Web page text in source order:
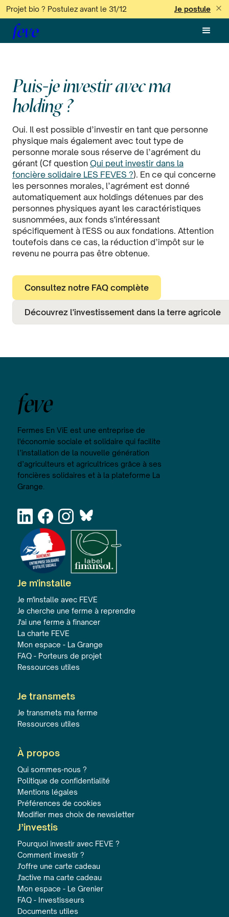
Projet bio ? Postulez avant le 31/12 Je postule
feve
Puis-je investir avec ma
holding ?
Oui. Il est possible d’investir en tant que personne
physique mais également avec tout type de
personne morale sous réserve de l’agrément du
gérant (Cf question Qui peut investir dans la
foncière solidaire LES FEVES ?). En ce qui concerne
les personnes morales, l’agrément est donné
automatiquement aux holdings détenues par des
personnes physiques ayant les caractéristiques
susnommées, aux fonds s'intéressant
spécifiquement à l'ESS ou aux fondations. Attention
toutefois dans ce cas, la réduction d’impôt sur le
revenu ne pourra pas être obtenue.
Consultez notre FAQ complète
Découvrez l'investissement dans la terre agricole
feve
Fermes En ViE est une entreprise de
l'économie sociale et solidaire qui facilite
l’installation de la nouvelle génération
d’agriculteurs et agricultrices grâce à ses
foncières solidaires et à la plateforme La
Grange.
Je m'installe
Je m'installe avec FEVE
Je cherche une ferme à reprendre
J'ai une ferme à financer
La charte FEVE
Mon espace - La Grange
FAQ - Porteurs de projet
Ressources utiles
Je transmets
Je transmets ma ferme
Ressources utiles
À propos
Qui sommes-nous ?
Politique de confidentialité
Mentions légales
Préférences de cookies
Modifier mes choix de newsletter
J’investis
Pourquoi investir avec FEVE ?
Comment investir ?
J'offre une carte cadeau
J'active ma carte cadeau
Mon espace - Le Grenier
FAQ - Investisseurs
Documents utiles